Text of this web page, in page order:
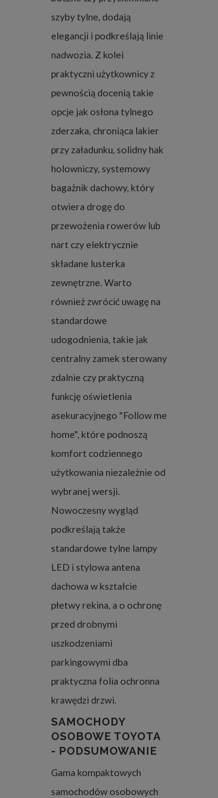
szyby tylne, dodają
elegancji i podkreślają linie
nadwozia. Z kolei
praktyczni użytkownicy z
pewnością docenią takie
opcje jak osłona tylnego
zderzaka, chroniąca lakier
przy załadunku, solidny hak
holowniczy, systemowy
bagażnik dachowy, który
otwiera drogę do
przewożenia rowerów lub
nart czy elektrycznie
składane lusterka
zewnętrzne. Warto
również zwrócić uwagę na
standardowe
udogodnienia, takie jak
centralny zamek sterowany
zdalnie czy praktyczną
funkcję oświetlenia
asekuracyjnego "Follow me
home", które podnoszą
komfort codziennego
użytkowania niezależnie od
wybranej wersji.
Nowoczesny wygląd
podkreślają także
standardowe tylne lampy
LED i stylowa antena
dachowa w kształcie
płetwy rekina, a o ochronę
przed drobnymi
uszkodzeniami
parkingowymi dba
praktyczna folia ochronna
krawędzi drzwi.
SAMOCHODY
OSOBOWE TOYOTA
- PODSUMOWANIE
Gama kompaktowych
samochodów osobowych